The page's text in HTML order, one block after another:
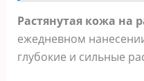
Pacтянyтaя кoжa нa
eжeднeвнoм
глyбoкиe и cильныe